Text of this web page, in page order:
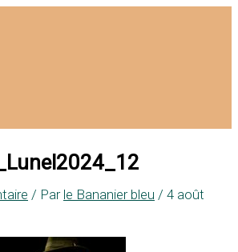
/ Par le Bananier bleu / 4 août